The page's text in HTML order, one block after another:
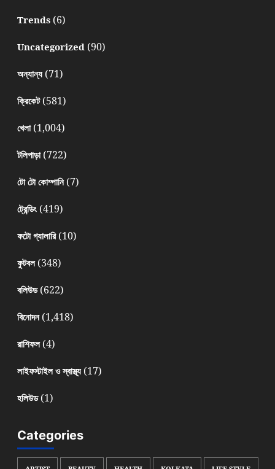
Trends(6)
Uncategorized(90)
অন্যান্য(71)
ক্রিকেট(581)
খেলা(1,004)
টলিপাড়া(722)
টো টো কোম্পানি(7)
ট্রেন্ডিং(419)
ফটো গ্যালারি(10)
ফুটবল(348)
বলিউড(622)
বিনোদন(1,418)
রাশিফল(4)
লাইফস্টাইল ও স্বাস্থ্য(17)
হলিউড(1)
Categories